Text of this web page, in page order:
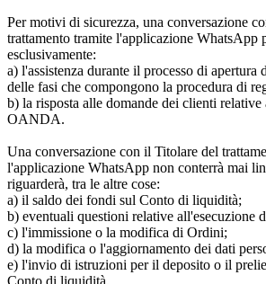
Per motivi di sicurezza, una conversazione
trattamento tramite l'applicazione WhatsApp
esclusivamente:
a) l'assistenza durante il processo di apertura
delle fasi che compongono la procedura di
b) la risposta alle domande dei clienti
OANDA.
Una conversazione con il Titolare del
l'applicazione WhatsApp non conterrà mai
riguarderà, tra le altre cose:
a) il saldo dei fondi sul Conto di liquidità;
b) eventuali questioni relative all'esecuzione
c) l'immissione o la modifica di Ordini;
d) la modifica o l'aggiornamento dei dati
e) l'invio di istruzioni per il deposito o il
Conto di liquidità.